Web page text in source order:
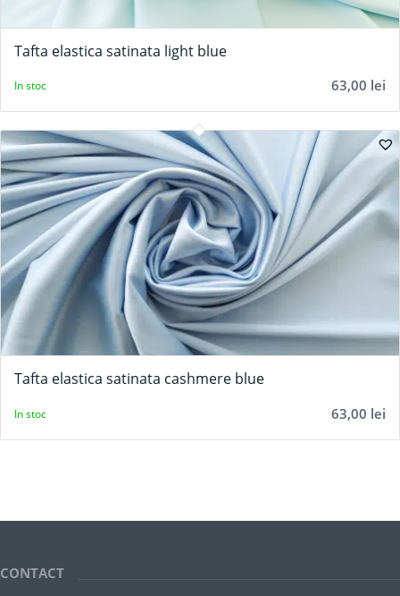
Tafta elastica satinata light blue
63,00 lei
In stoc
Tafta elastica satinata cashmere blue
63,00 lei
In stoc
CONTACT